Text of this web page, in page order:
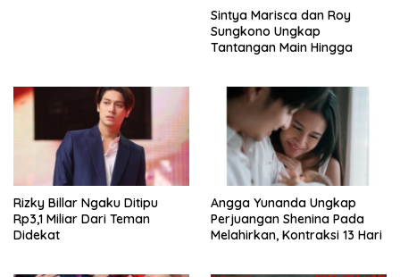
Sintya Marisca dan Roy
Sungkono Ungkap
Tantangan Main Hingga
Rizky Billar Ngaku Ditipu
Rp3,1 Miliar Dari Teman
Didekat
Angga Yunanda Ungkap
Perjuangan Shenina Pada
Melahirkan, Kontraksi 13 Hari